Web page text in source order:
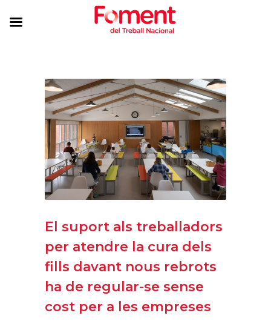
El suport als treballadors
per atendre la cura dels
fills davant nous rebrots
ha de regular-se sense
cost per a les empreses